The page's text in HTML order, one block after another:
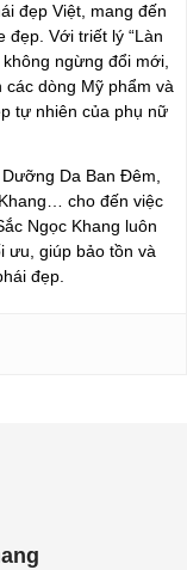
đẹp Việt, mang đến
đẹp. Với triết lý “Làn
ngừng đổi mới,
dòng Mỹ phẩm và
tự nhiên của phụ nữ
Da Ban Đêm,
cho đến việc
Ngọc Khang luôn
ưu, giúp bảo tồn và
đẹp.